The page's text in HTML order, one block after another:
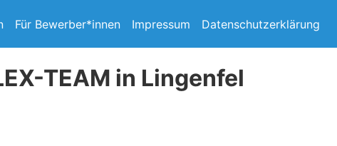
Für Bewerber*innen Impressum Datenschutzerklärung
TEAM in Lingenfel